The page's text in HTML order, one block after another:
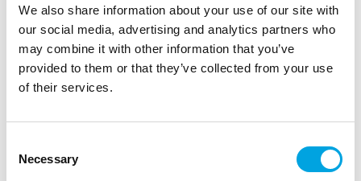
We also share information about your use of our site with
our social media, advertising and analytics partners who
may combine it with other information that you’ve
provided to them or that they’ve collected from your use
of their services.
Selection
Necessary